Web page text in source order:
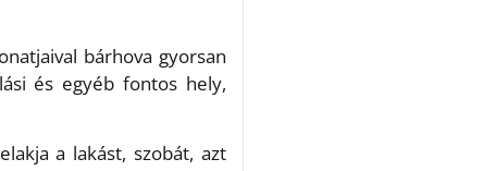
bárhova gyorsan
és egyéb fontos hely,
a lakást, szobát, azt